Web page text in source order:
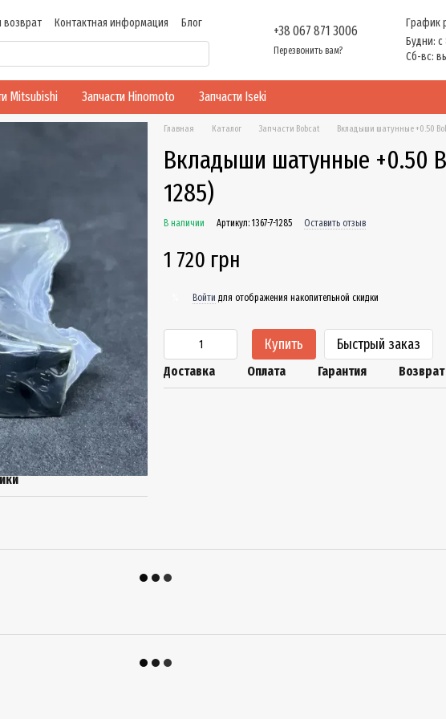
Контактная информация
Блог
+38 067 871 3006
Перезвонить вам?
График
Будни: с
Сб-вс:
Mitsubishi Запчасти Hinomoto Запчасти Iseki
Главная Каталог Запчасти Bobcat Вкладыши шатунные +0.50
Вкладыши шатунные +0.50
1285)
В наличии Артикул: 1367-7-1285 Оставить отзыв
1 720 грн
Войти для отображения накопительной скидки
Купить Быстрый заказ
Доставка Оплата Гарантия Возврат